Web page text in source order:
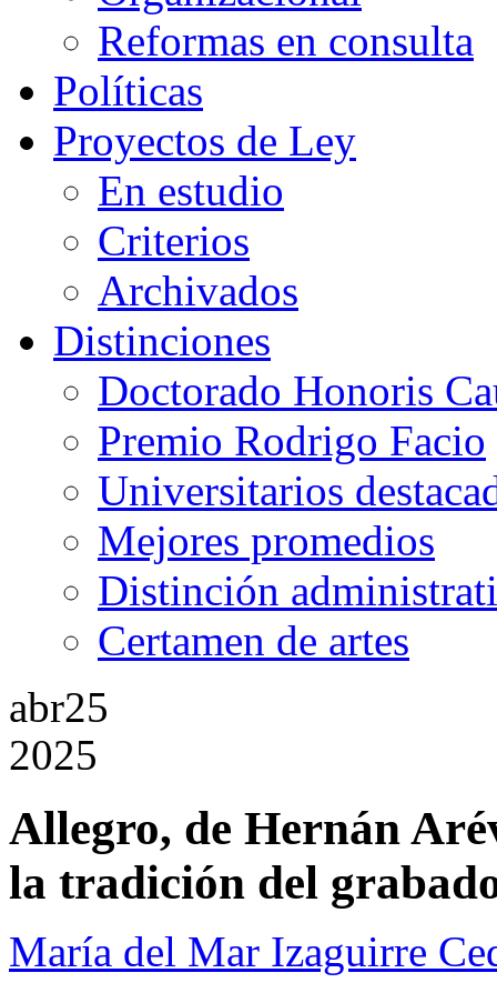
Reformas en consulta
Políticas
Proyectos de Ley
En estudio
Criterios
Archivados
Distinciones
Doctorado Honoris
Premio Rodrigo Facio
Universitarios
Mejores promedios
Distinción
Certamen de artes
abr25
2025
Allegro, de Hernán
la tradición del
María del Mar Izaguirre